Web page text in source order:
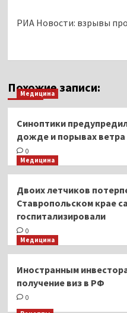
РИА Новости: взрывы
Похожие записи:
Медицина
Синоптики
дожде и порывах ветра
0
Медицина
Двоих летчиков
Ставропольском крае
госпитализировали
0
Медицина
Иностранным
получение виз в РФ
0